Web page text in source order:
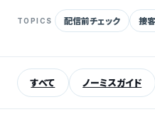
事
TOPICS 配信前チェック 接
すべて ノーミスガイド